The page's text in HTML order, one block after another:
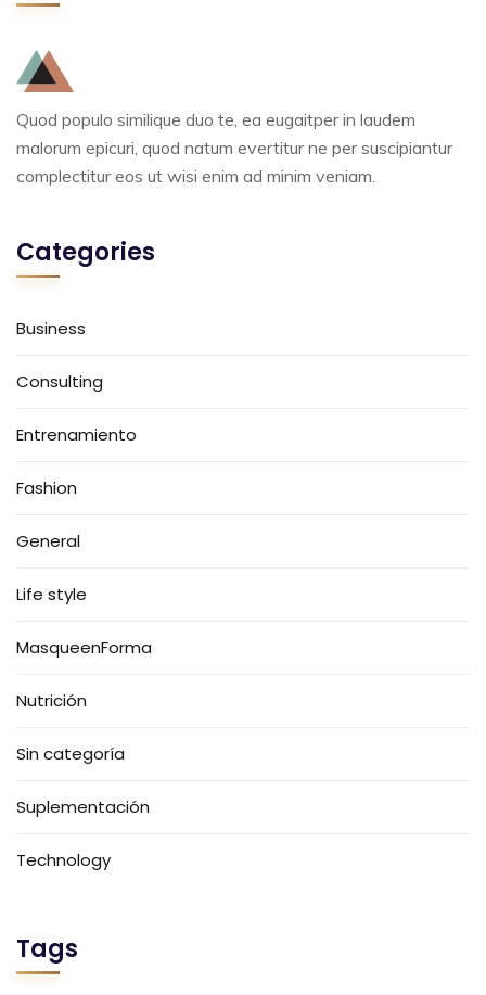
Quod populo similique duo te, ea eugaitper in laudem
malorum epicuri, quod natum evertitur ne per suscipiantur
complectitur eos ut wisi enim ad minim veniam.
Categories
Business
Consulting
Entrenamiento
Fashion
General
Life style
MasqueenForma
Nutrición
Sin categoría
Suplementación
Technology
Tags